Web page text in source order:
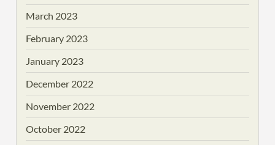
March 2023
February 2023
January 2023
December 2022
November 2022
October 2022